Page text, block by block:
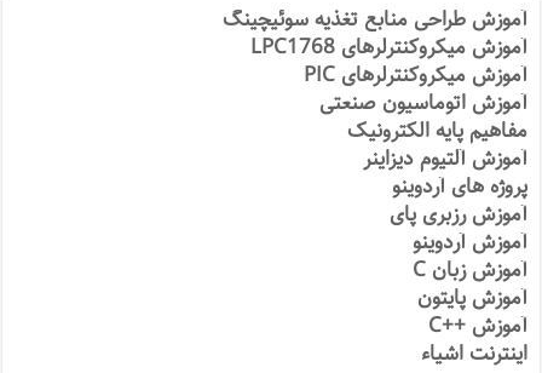
آموزش طراحی منابع تغذیه سوئیچینگ
آموزش میکروکنترلرهای LPC1768
آموزش میکروکنترلرهای PIC
آموزش اتوماسیون صنعتی
مفاهیم پایه الکترونیک
آموزش آلتیوم دیزاینر
پروژه های آردوینو
آموزش رزبری پای
آموزش آردوینو
آموزش زبان C
آموزش پایتون
آموزش ++C
اینترنت اشیاء